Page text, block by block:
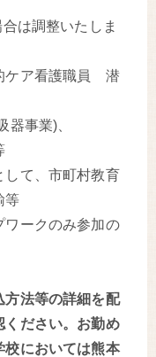
は調整いたしま
ケア看護職員 潜
器事業)、
て、市町村教育
等
ークのみ参加の
方法等の詳細を配
ください。お勤め
校においては熊本